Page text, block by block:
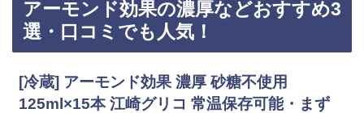
で、Amazonや楽天でもアーモンド効果がお得に買えておすすめです！アーモンド効果のおす
すめ3選・口コミでも人気！グリコ アーモンド効果 砂糖不使用 アーモンドミルク 1000ml…
アーモンド効果の濃厚などおすすめ3
選・口コミでも人気！
[冷蔵] アーモンド効果 濃厚 砂糖不使用
125ml×15本 江崎グリコ 常温保存可能・まず